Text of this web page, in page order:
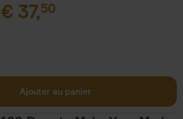
€ 37,50
Ajouter au panier